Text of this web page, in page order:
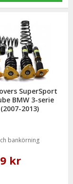
SuperSport
BMW 3-serie
2013)
bankörning
kr